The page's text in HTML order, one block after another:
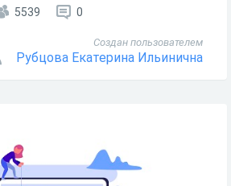
5539 0
Создан пользователем
Рубцова Екатерина Ильинична